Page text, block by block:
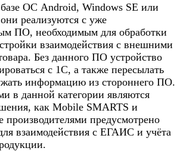
ОС Android, Windows SE или
реализуются с уже
ПО, необходимым для обработки
взаимодействия с внешними
Без данного ПО устройство
с 1С, а также пересылать
информацию из стороннего ПО.
в данной категории являются
как Mobile SMARTS и
предусмотрено
взаимодействия с ЕГАИС и учёта